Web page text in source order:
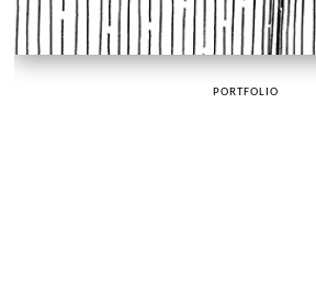
PORTFOLIO